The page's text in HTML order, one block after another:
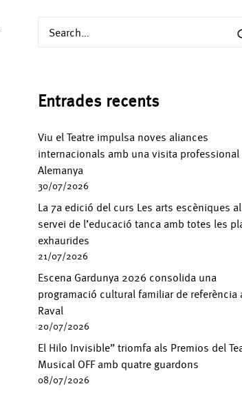
Entrades recents
Viu el Teatre impulsa noves aliances
internacionals amb una visita professional
Alemanya
30/07/2026
La 7a edició del curs Les arts escèniques al
servei de l’educació tanca amb totes les
exhaurides
21/07/2026
Escena Gardunya 2026 consolida una
programació cultural familiar de referència
Raval
20/07/2026
El Hilo Invisible” triomfa als Premios del
Musical OFF amb quatre guardons
08/07/2026